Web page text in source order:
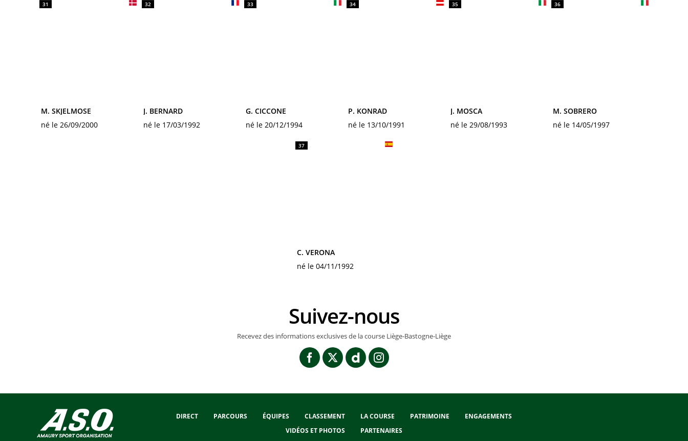
31
M. SKJELMOSE
né le 26/09/2000
32
J. BERNARD
né le 17/03/1992
33
G. CICCONE
né le 20/12/1994
34
P. KONRAD
né le 13/10/1991
35
J. MOSCA
né le 29/08/1993
36
M. SOBRERO
né le 14/05/1997
37
C. VERONA
né le 04/11/1992
Suivez-nous
Recevez des informations exclusives de la course Liège-Bastogne-Liège
DIRECT PARCOURS ÉQUIPES CLASSEMENT LA COURSE PATRIMOINE
ENGAGEMENTS
VIDÉOS ET PHOTOS
PARTENAIRES